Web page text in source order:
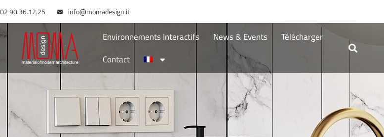
90.36.12.25 info@momadesign.it
Environnements Interactifs News & Events
Télécharger
Contact